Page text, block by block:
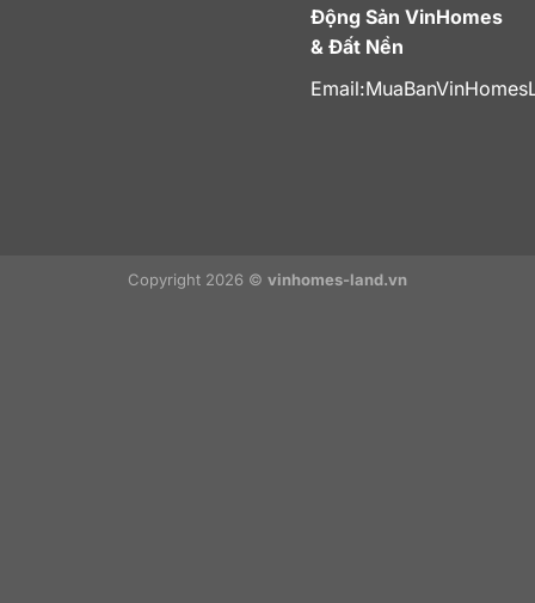
Động Sản VinHomes
& Đất Nền
Email:
Copyright 2026 © vinhomes-land.vn